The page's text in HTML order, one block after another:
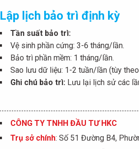
Lập lịch bảo trì định kỳ
Tần suất bảo trì:
Vệ sinh phần cứng: 3-6 tháng/lần.
Bảo trì phần mềm: 1 tháng/lần.
Sao lưu dữ liệu: 1-2 tuần/lần (tùy
Ghi chú bảo trì: Lưu lại lịch sử các
CÔNG TY TNHH ĐẦU TƯ HKC
Trụ sở chính: Số 51 Đường B4,